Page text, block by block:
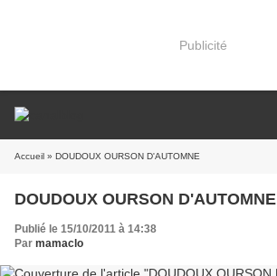
Publicité
Accueil » DOUDOUX OURSON D'AUTOMNE
DOUDOUX OURSON D'AUTOMNE
Publié le 15/10/2011 à 14:38
Par mamaclo